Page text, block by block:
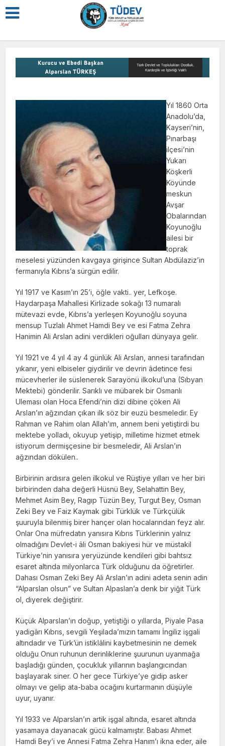
Yıl 1860 Orta
Anadolu’da,
Kayseri’nin,
Pınarbaşı
ilçesi’nin
Yukarı
Köşkerli
Köyünde
meskun
Avşar
Obalarından
Koyunoğlu
ailesi bir
toprak
meselesi yüzünden kavgaya girişince Sultan Abdülaziz’in
fermanıyla Kıbrıs’a sürgün edilir.
Yıl 1917 ve Kasım’ın 25’i, öğle vakti.. yer, Lefkoşe.
Haydarpaşa Mahallesi Kirlizade sokağı 13 numaralı
mütevazi evde, Kıbrıs’a yerleşen Koyunoğlu soyuna
mensup Tuzlalı Ahmet Hamdi Bey ve esi Fatma Zehra
Hanimin Ali Arslan adini verdikleri oğulları dünyaya gelir.
Yıl 1921 ve 4 yıl 4 ay 4 günlük Ali Arslan, annesi tarafından
yıkanır, yeni elbiseler giydirilir ve devrin âdetince fesi
mücevherler ile süslenerek Sarayönü ilkokul’una (Sıbyan
Mektebi) gönderilir. Sarıklı ve mübarek bir Osmanlı
Uleması olan Hoca Efendi’nin dizi dibine çöken Ali
Arslan’ın ağzından çıkan ilk söz bir euzü besmeledir. Ey
Rahman ve Rahim olan Allah’ım, annem beni yetiştirdi bu
mektebe yolladı, okuyup yetişip, milletime hizmet etmek
istiyorum dermişçesine bir besmeledir, Ali Arslan’ın
ağzından dökülen..
Birbirinin ardısıra gelen ilkokul ve Rüştiye yılları ve her biri
birbirinden daha değerli Hüsnü Bey, Selahattin Bey,
Mehmet Asim Bey, Ragıp Tüzün Bey, Turgut Bey, Osman
Zeki Bey ve Faiz Kaymak gibi Türklük ve Türkçülük
şuuruyla bilenmiş birer hançer olan hocalarından feyz alır.
Onlar Ona müfredatın yanısıra Kıbrıs Türklerinin yalnız
olmadığını Devlet-i âli Osman bakiyesi hür ve müstakil
Türkiye’nin yanısıra yeryüzünde kendileri gibi bahtsız
esaret altında milyonlarca Türk olduğunu da öğretirler.
Dahası Osman Zeki Bey Ali Arslan’ın adini adeta senin adin
“Alparslan olsun” ve Sultan Alpaslan’a denk bir yiğit Türk
ol, diyerek değiştirir.
Küçük Alparslan’ın doğup, yetiştiği o yıllarda, Piyale Pasa
yadigârı Kıbrıs, sevgili Yeşilada’mızın tamamı İngiliz işgali
altındadır ve Türk’ün istiklâlini kaybetmesinin ne demek
olduğu Onun ruhunun derinliklerine şuurunun uyanmağa
başladığı günden, çocukluk yıllarının başlangıcından
başlayarak siner. O her gece Türkiye’ye gidip asker
olmayı ve gelip ata-baba ocağını kurtarmanın düşüyle
uyur, uyanır.
Yıl 1933 ve Alparslan’ın artik işgal altında, esaret altında
yasamaya dayanacak gücü kalmamıştır. Babası Ahmet
Hamdi Bey’i ve Annesi Fatma Zehra Hanım’ı ikna eder, aile